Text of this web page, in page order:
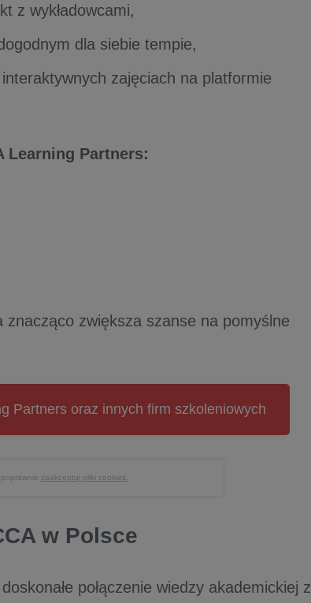
z wykładowcami,
dla siebie tempie,
zajęciach na platformie
Learning Partners:
zwiększa szanse na pomyślne
Partners oraz innych firm szkoleniowych
zaakceptuj pliki cookies.
w Polsce
połączenie wiedzy akademickiej z